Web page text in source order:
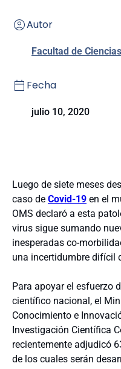
Autor
Facultad de
Fecha
julio 10, 2020
Luego de siete meses
caso de Covid-19 en el
OMS declaró a esta
virus sigue sumando
inesperadas co-
una incertidumbre difícil
Para apoyar el esfuerzo
científico nacional, el
Conocimiento e
Investigación Científica
recientemente adjudicó
de los cuales serán